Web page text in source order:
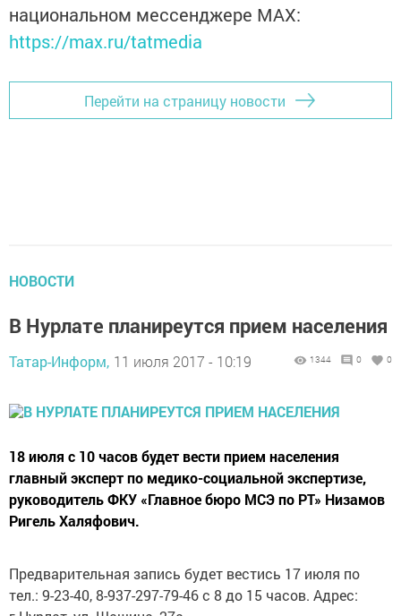
национальном мессенджере MАХ:
https://max.ru/tatmedia
Перейти на страницу новости
НОВОСТИ
В Нурлате планиреутся прием населения
Татар-Информ, 11 июля 2017 - 10:19 1344 0 0
18 июля с 10 часов будет вести прием населения
главный эксперт по медико-социальной экспертизе,
руководитель ФКУ «Главное бюро МСЭ по РТ» Низамов
Ригель Халяфович.
Предварительная запись будет вестись 17 июля по
тел.: 9-23-40, 8-937-297-79-46 с 8 до 15 часов. Адрес: